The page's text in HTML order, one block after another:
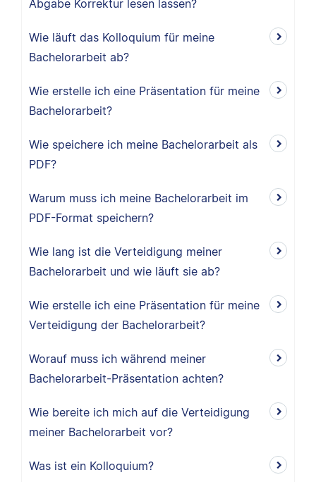
Abgabe Korrektur lesen lassen?
Wie läuft das Kolloquium für meine
Bachelorarbeit ab?
Wie erstelle ich eine Präsentation für meine
Bachelorarbeit?
Wie speichere ich meine Bachelorarbeit als
PDF?
Warum muss ich meine Bachelorarbeit im
PDF-Format speichern?
Wie lang ist die Verteidigung meiner
Bachelorarbeit und wie läuft sie ab?
Wie erstelle ich eine Präsentation für meine
Verteidigung der Bachelorarbeit?
Worauf muss ich während meiner
Bachelorarbeit-Präsentation achten?
Wie bereite ich mich auf die Verteidigung
meiner Bachelorarbeit vor?
Was ist ein Kolloquium?